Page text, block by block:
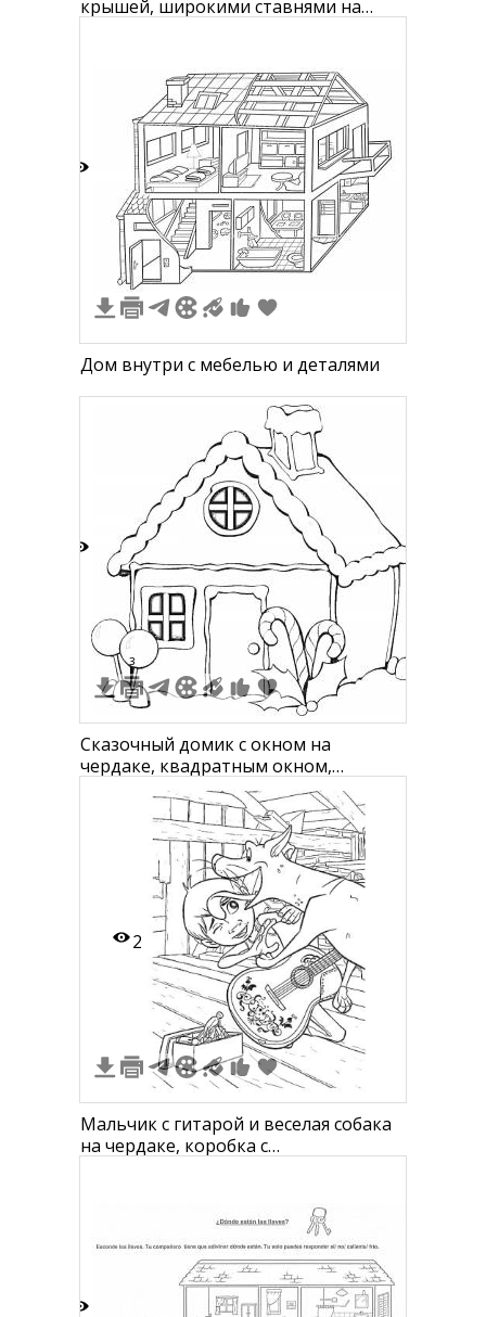
крышей, широкими ставнями на
Дом внутри с мебелью и деталями
3
Сказочный домик с окном на
чердаке, квадратным окном,
дверью, двумя леденцами и кустом с
2
Мальчик с гитарой и веселая собака
на чердаке, коробка с